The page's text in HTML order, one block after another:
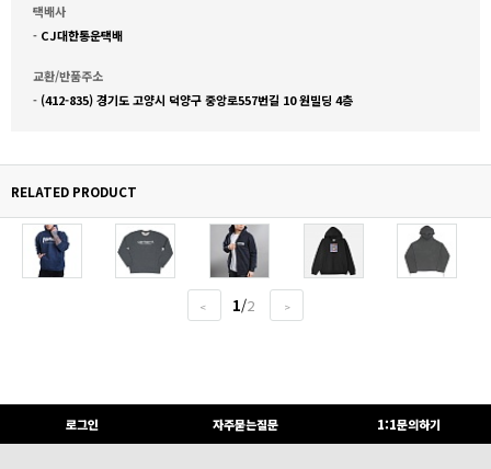
택배사
- CJ대한통운택배
교환/반품주소
- (412-835) 경기도 고양시 덕양구 중앙로557번길 10 원빌딩 4층
RELATED PRODUCT
< 1/2 >
로그인 자주묻는질문 1:1문의하기